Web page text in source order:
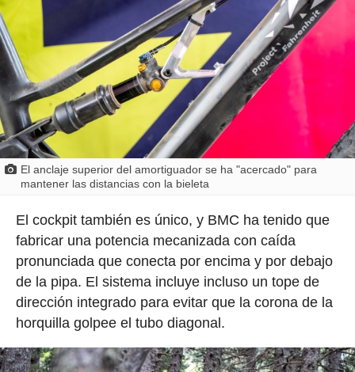
El anclaje superior del amortiguador se ha "acercado" para
mantener las distancias con la bieleta
El cockpit también es único, y BMC ha tenido que
fabricar una potencia mecanizada con caída
pronunciada que conecta por encima y por debajo
de la pipa. El sistema incluye incluso un tope de
dirección integrado para evitar que la corona de la
horquilla golpee el tubo diagonal.